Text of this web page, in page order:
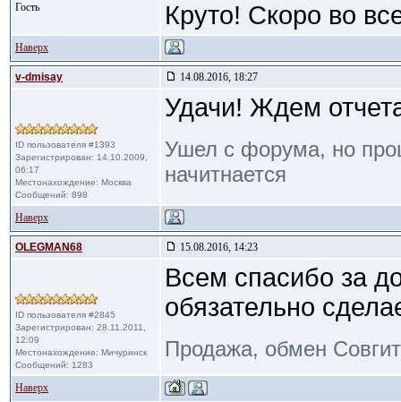
Гость
Круто! Скоро во
Наверх
v-dmisay 14.08.2016, 18:27
ID пользователя #1393
Зарегистрирован: 14.10.2009,
06:17
Местонахождение: Москва
Сообщений: 898
Удачи! Ждем
Ушел с форума, но
начитнается
Наверх
OLEGMAN68 15.08.2016, 14:23
ID пользователя #2845
Зарегистрирован: 28.11.2011,
12:09
Местонахождение: Мичуринск
Сообщений: 1283
Всем спасибо за
обязательно
Продажа, обмен
Наверх